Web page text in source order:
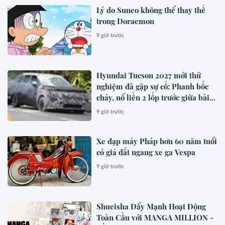
Lý do Suneo không thể thay thế
trong Doraemon
9 giờ trước
Hyundai Tucson 2027 mới thử
nghiệm đã gặp sự cố: Phanh bốc
cháy, nổ liền 2 lốp trước giữa bài
test khắc nghiệt
9 giờ trước
Xe đạp máy Pháp hơn 60 năm tuổi
có giá đắt ngang xe ga Vespa
9 giờ trước
Shueisha Đẩy Mạnh Hoạt Động
Toàn Cầu với MANGA MILLION -